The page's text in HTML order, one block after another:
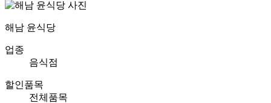
해남 윤식당
업종
음식점
할인품목
전체품목